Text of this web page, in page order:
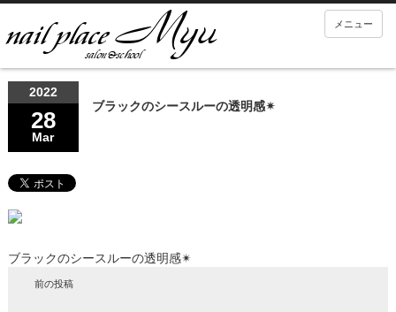
メニュー
2022
28
Mar
ブラックのシースルーの透明感✴︎
ブラックのシースルーの透明感✴︎
前の投稿